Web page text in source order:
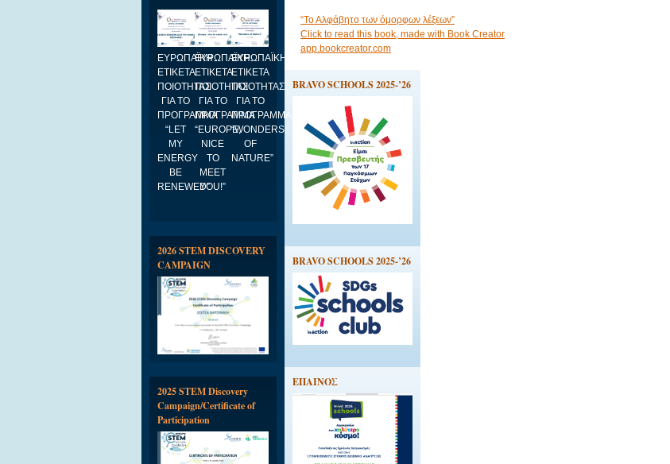
“Το Αλφάβητο των όμορφων λέξεων”
Click to read this book, made with Book Creator
app.bookcreator.com
BRAVO SCHOOLS 2025-’26
BRAVO SCHOOLS 2025-’26
EΠΑΙΝΟΣ
ΕΥΡΩΠΑΪΚΗ
ΕΤΙΚΕΤΑ
ΠΟΙΟΤΗΤΑΣ
ΓΙΑ ΤΟ
ΠΡΟΓΡΑΜΜΑ
“LET
MY
ENERGY
BE
RENEWED”
ΕΥΡΩΠΑΪΚΗ
ΕΤΙΚΕΤΑ
ΠΟΙΟΤΗΤΑΣ
ΓΙΑ ΤΟ
ΠΡΟΓΡΑΜΜΑ
“EUROPE,
NICE
TO
MEET
YOU!”
ΕΥΡΩΠΑΪΚΗ
ΕΤΙΚΕΤΑ
ΠΟΙΟΤΗΤΑΣ
ΓΙΑ ΤΟ
ΠΡΟΓΡΑΜΜΑ
“WONDERS
OF
NATURE”
2026 STEM DISCOVERY
CAMPAIGN
2025 STEM Discovery
Campaign/Certificate of
Participation